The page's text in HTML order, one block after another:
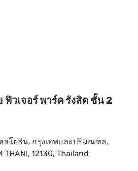
ฟิวเจอร์ พาร์ค รังสิต ชั้น 2
ลโยธิน, กรุงเทพและปริมณฑล,
THANI, 12130, Thailand